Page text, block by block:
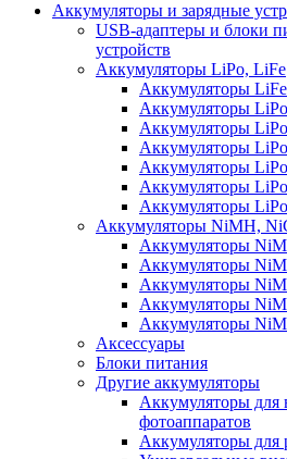
Аккумуляторы и зарядные
USB-адаптеры и блоки
устройств
Аккумуляторы LiPo, LiFe
Аккумуляторы LiFe
Аккумуляторы
Аккумуляторы
Аккумуляторы
Аккумуляторы
Аккумуляторы
Аккумуляторы
Аккумуляторы NiMH,
Аккумуляторы
Аккумуляторы
Аккумуляторы
Аккумуляторы
Аккумуляторы
Аксессуары
Блоки питания
Другие аккумуляторы
Аккумуляторы для
фотоаппаратов
Аккумуляторы для